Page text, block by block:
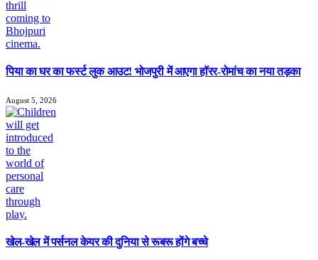
पिया का घर का फर्स्ट लुक आउट! भोजपुरी में आएगा हॉरर-रोमांच का नया तड़का
August 5, 2026
खेल-खेल में पर्सनल केयर की दुनिया से रूबरू होंगे बच्चे